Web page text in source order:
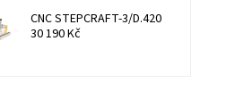
CNC STEPCRAFT-3/D.420
30 190 Kč